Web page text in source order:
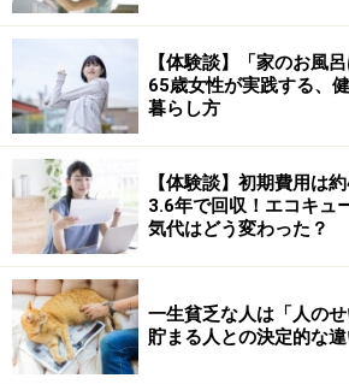
【体験談】「家のお風
65歳女性が実践する、
暮らし方
【体験談】初期費用は
3.6年で回収！エコキュ
気代はどう変わった？
一生貧乏な人は「人の
貯まる人との決定的な